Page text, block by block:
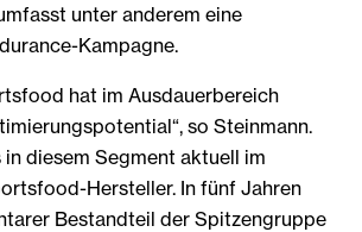
unter anderem eine
Kampagne.
hat im Ausdauerbereich
so Steinmann.
in diesem Segment aktuell im
Hersteller. In fünf Jahren
Bestandteil der Spitzengruppe